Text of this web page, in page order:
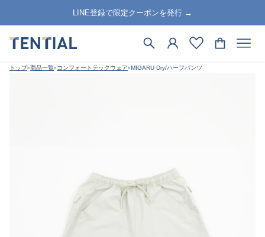
LINE登録で限定クーポンを発行 →
トップ 商品一覧 コンフォートテックウェア MIGARU Dry/ハーフパンツ